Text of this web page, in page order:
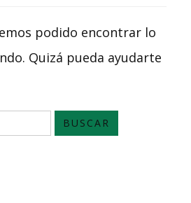
podido encontrar lo
Quizá pueda ayudarte